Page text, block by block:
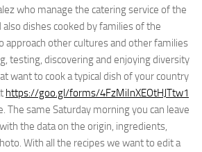
who manage the catering service of the
dishes cooked by families of the
approach other cultures and other families
testing, discovering and enjoying diversity
want to cook a typical dish of your country
https://goo.gl/forms/4FzMiInXEOtHJTtw1
The same Saturday morning you can leave
the data on the origin, ingredients,
With all the recipes we want to edit a